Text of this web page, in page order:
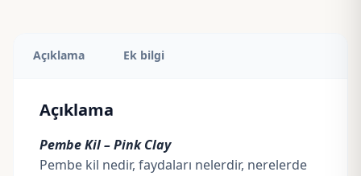
Açıklama Ek bilgi
Açıklama
Pembe Kil – Pink Clay
Pembe kil nedir, faydaları nelerdir, nerelerde